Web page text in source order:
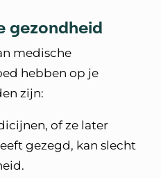
gezondheid
medische
hebben op je
zijn:
of ze later
gezegd, kan slecht